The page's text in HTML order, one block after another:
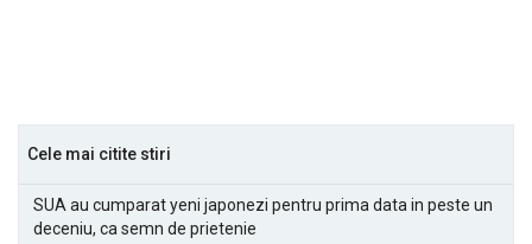
Cele mai citite stiri
SUA au cumparat yeni japonezi pentru prima data in peste un
deceniu, ca semn de prietenie